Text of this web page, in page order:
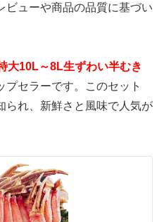
ビューや商品の品質に基づい
大10L～8L生ずわい半むき
プセラーです。このセット
られ、新鮮さと風味で人気が